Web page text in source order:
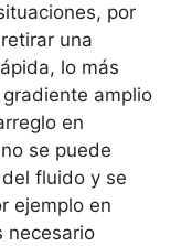
por
una
lo más
amplio
en
se puede
fluido y se
ejemplo en
necesario